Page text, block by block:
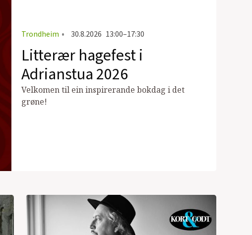
Trondheim • 30.8.2026 13:00–17:30
Litterær hagefest i
Adrianstua 2026
Velkomen til ein inspirerande bokdag i det
grøne!